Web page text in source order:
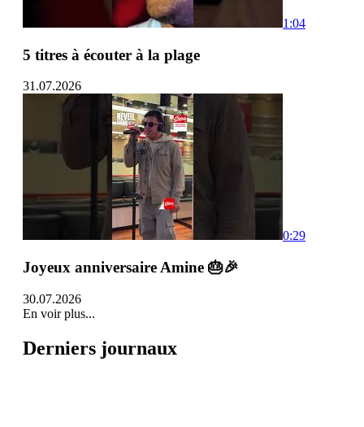
1:04
5 titres à écouter à la plage
31.07.2026
0:29
Joyeux anniversaire Amine 🎂🎉
30.07.2026
En voir plus...
Derniers journaux